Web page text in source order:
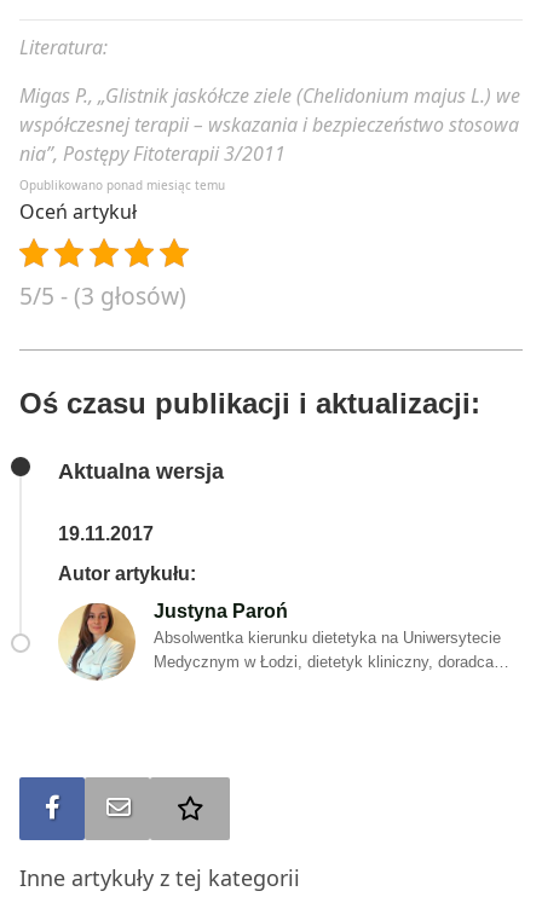
Literatura:
Migas P., „Glistnik jaskółcze ziele (Chelidonium majus L.) we
współczesnej terapii – wskazania i bezpieczeństwo stosowa
nia”, Postępy Fitoterapii 3/2011
Opublikowano ponad miesiąc temu
Oceń artykuł
5/5 - (3 głosów)
Oś czasu publikacji i aktualizacji:
Aktualna wersja
19.11.2017
Autor artykułu:
Justyna Paroń
Absolwentka kierunku dietetyka na Uniwersytecie
Medycznym w Łodzi, dietetyk kliniczny, doradca
metabolicznymi oraz chorobami z autoagresji.
Stawia na kompleksową opiekę, która obejmuje
po kuracji. Doświadczenie zawodowe zdobyła w
Udostępnij na FBWyślij na e-mail
Inne artykuły z tej kategorii